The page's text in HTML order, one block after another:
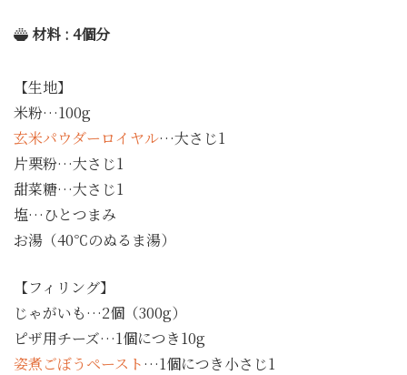
材料 : 4個分
【生地】
米粉…100g
玄米パウダーロイヤル…大さじ1
片栗粉…大さじ1
甜菜糖…大さじ1
塩…ひとつまみ
お湯（40℃のぬるま湯）
【フィリング】
じゃがいも…2個（300g）
ピザ用チーズ…1個につき10g
姿煮ごぼうペースト…1個につき小さじ1